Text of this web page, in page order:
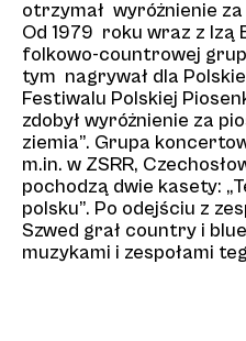
otrzymał wyróżnienie
Od 1979 roku wraz z Izą
folkowo-countrowej
tym nagrywał dla
Festiwalu Polskiej
zdobył wyróżnienie za
ziemia”. Grupa
m.in. w ZSRR,
pochodzą dwie kasety:
polsku”. Po odejściu z
Szwed grał country i
muzykami i zespołami